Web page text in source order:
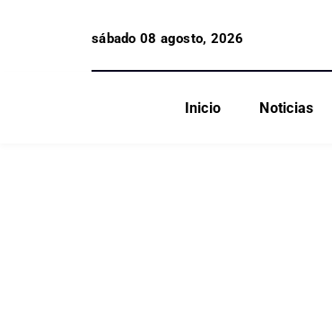
sábado 08 agosto, 2026
Inicio Noticias